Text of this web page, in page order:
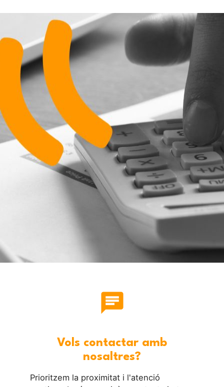
chat
Vols contactar amb
nosaltres?
Prioritzem la proximitat i l'atenció